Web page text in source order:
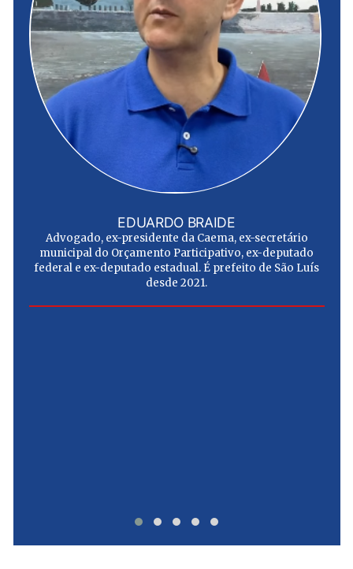
EDUARDO BRAIDE
Advogado, ex-presidente da Caema, ex-secretário
municipal do Orçamento Participativo, ex-deputado
federal e ex-deputado estadual. É prefeito de São Luís
desde 2021.